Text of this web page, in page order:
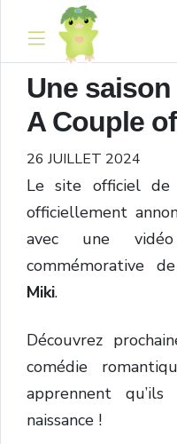
Une saison
A Couple
26 JUILLET 2024
Le site officiel de
officiellement
avec une
commémorative
Miki.
Découvrez
comédie
apprennent
naissance !